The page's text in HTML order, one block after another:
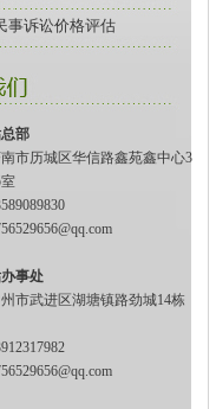
事诉讼价格评估
部
市历城区华信路鑫苑鑫中心3
事处
市武进区湖塘镇路劲城14栋